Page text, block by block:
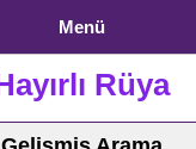
Menü
Rüya